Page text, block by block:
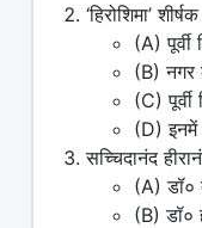
‘हिरोशिमा’
(A) पूर्वी
(B)
(C) पूर्वी
(D) इनमें
सच्चिदानंद
(A) डॉ०
(B) डॉ०